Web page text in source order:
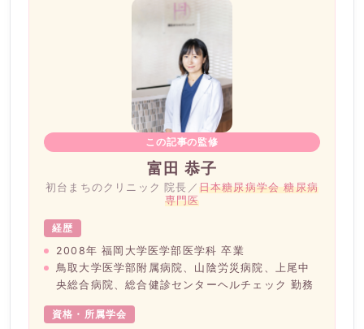
この記事の監修
富田 恭子
初台まちのクリニック 院長／ 日本糖尿病学会 糖尿病
専門医
経歴
2008年 福岡大学医学部医学科 卒業
鳥取大学医学部附属病院、山陰労災病院、上尾中
央総合病院、総合健診センターヘルチェック 勤務
資格・所属学会